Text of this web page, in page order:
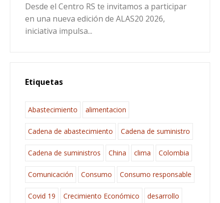
Desde el Centro RS te invitamos a participar
en una nueva edición de ALAS20 2026,
iniciativa impulsa...
Etiquetas
Abastecimiento alimentacion
Cadena de abastecimiento Cadena de suministro
Cadena de suministros China clima Colombia
Comunicación Consumo Consumo responsable
Covid 19 Crecimiento Económico desarrollo